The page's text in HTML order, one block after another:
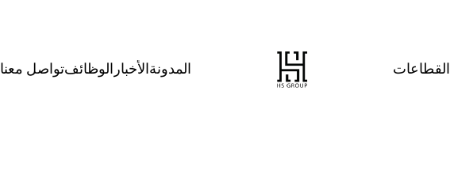
القطاعات المدونةالأخبار الوظائفتواصل معنا